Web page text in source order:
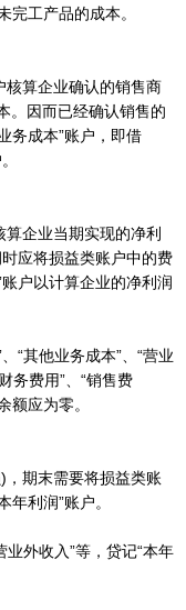
完工产品的成本。
核算企业确认的销售商
。因而已经确认销售的
务成本”账户，即借
企业当期实现的净利
应将损益类账户中的费
户以计算企业的净利润
“其他业务成本”、“营业
务费用”、“销售费
额应为零。
期末需要将损益类账
利润”账户。
业外收入”等，贷记“本年